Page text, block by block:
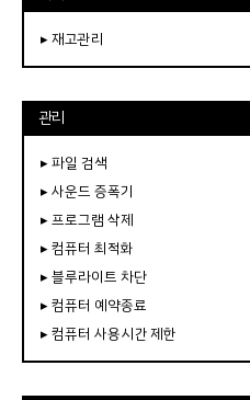
▸ 재고관리
관리
▸ 파일 검색
▸ 사운드 증폭기
▸ 프로그램 삭제
▸ 컴퓨터 최적화
▸ 블루라이트 차단
▸ 컴퓨터 예약종료
▸ 컴퓨터 사용시간 제한